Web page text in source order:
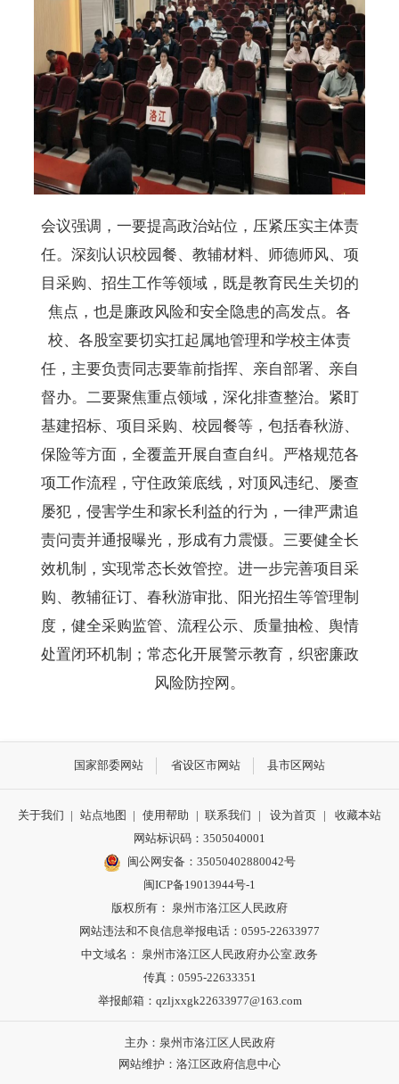
会议强调，一要提高政治站位，压紧压实主体责
任。深刻认识校园餐、教辅材料、师德师风、项
目采购、招生工作等领域，既是教育民生关切的
焦点，也是廉政风险和安全隐患的高发点。各
校、各股室要切实扛起属地管理和学校主体责
任，主要负责同志要靠前指挥、亲自部署、亲自
督办。二要聚焦重点领域，深化排查整治。紧盯
基建招标、项目采购、校园餐等，包括春秋游、
保险等方面，全覆盖开展自查自纠。严格规范各
项工作流程，守住政策底线，对顶风违纪、屡查
屡犯，侵害学生和家长利益的行为，一律严肃追
责问责并通报曝光，形成有力震慑。三要健全长
效机制，实现常态长效管控。进一步完善项目采
购、教辅征订、春秋游审批、阳光招生等管理制
度，健全采购监管、流程公示、质量抽检、舆情
处置闭环机制；常态化开展警示教育，织密廉政
风险防控网。
国家部委网站 省设区市网站 县市区网站
关于我们 | 站点地图 | 使用帮助 | 联系我们 | 设为首页 |
收藏本站
网站标识码：3505040001
闽公网安备：35050402880042号
闽ICP备19013944号-1
版权所有： 泉州市洛江区人民政府
网站违法和不良信息举报电话：0595-22633977
中文域名： 泉州市洛江区人民政府办公室.政务
传真：0595-22633351
举报邮箱：qzljxxgk22633977@163.com
主办：泉州市洛江区人民政府
网站维护：洛江区政府信息中心